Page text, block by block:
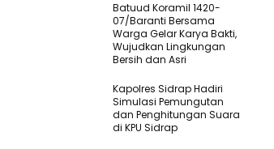
Batuud Koramil 1420-
07/Baranti Bersama
Warga Gelar Karya Bakti,
Wujudkan Lingkungan
Bersih dan Asri
Kapolres Sidrap Hadiri
Simulasi Pemungutan
dan Penghitungan Suara
di KPU Sidrap